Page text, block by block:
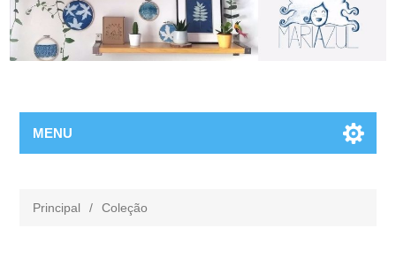
MENU
Principal / Coleção